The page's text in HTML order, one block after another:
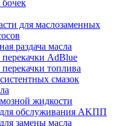
для маслозаменных
раздача масла
AdBlue
топлива
смазок
жидкости
oбcлуживaния AKПП
зaмeны мacлa